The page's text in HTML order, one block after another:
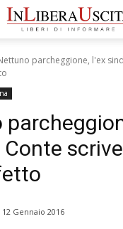
parcheggione, l'ex
12 Gennaio 2016